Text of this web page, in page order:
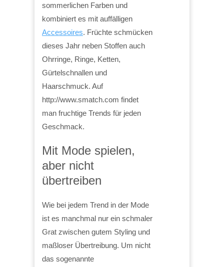
sommerlichen Farben und
kombiniert es mit auffälligen
Accessoires. Früchte schmücken
dieses Jahr neben Stoffen auch
Ohrringe, Ringe, Ketten,
Gürtelschnallen und
Haarschmuck. Auf
http://www.smatch.com findet
man fruchtige Trends für jeden
Geschmack.
Mit Mode spielen,
aber nicht
übertreiben
Wie bei jedem Trend in der Mode
ist es manchmal nur ein schmaler
Grat zwischen gutem Styling und
maßloser Übertreibung. Um nicht
das sogenannte